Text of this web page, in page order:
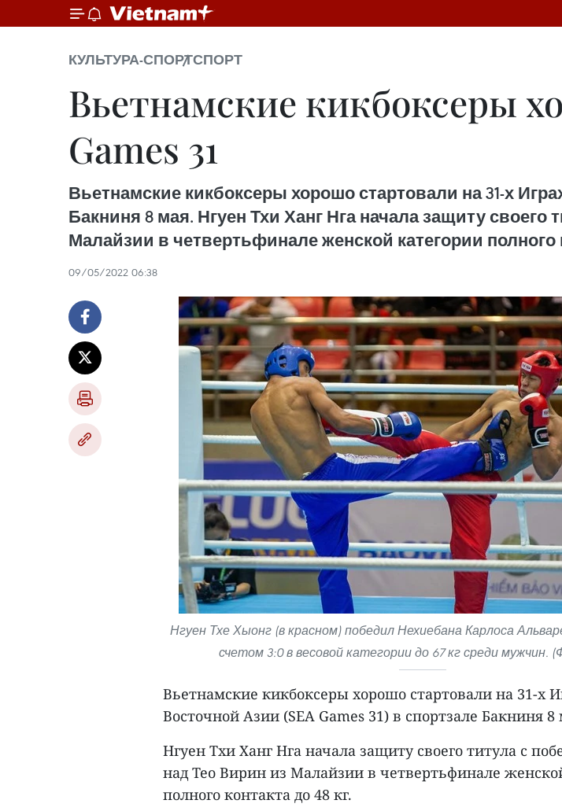
КУЛЬТУРА-СПОРТСПОРТ
Вьетнамские кикбоксеры
Games 31
Вьетнамские кикбоксеры хорошо стартовали на 31-х
Бакниня 8 мая. Нгуен Тхи Ханг Нга начала защиту
Малайзии в четвертьфинале женской категории полного
09/05/2022 06:38
Нгуен Тхе Хыонг (в красном) победил Нехиебана Карлоса
счетом 3:0 в весовой категории до 67 кг среди мужчин.
Вьетнамские кикбоксеры хорошо стартовали на 31-х
Восточной Азии (SEA Games 31) в спортзале Бакниня 8
Нгуен Тхи Ханг Нга начала защиту своего титула с
над Тео Вирин из Малайзии в четвертьфинале
полного контакта до 48 кг.